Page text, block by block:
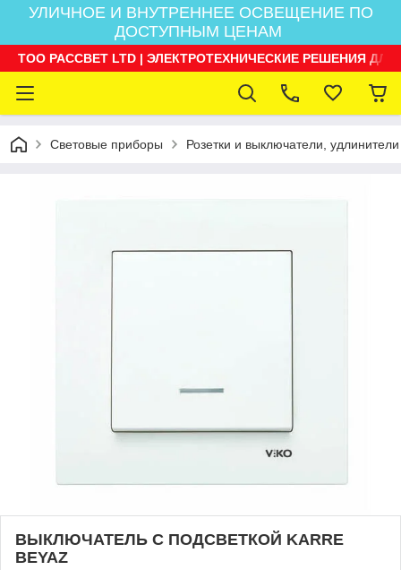
УЛИЧНОЕ И ВНУТРЕННЕЕ ОСВЕЩЕНИЕ ПО
ДОСТУПНЫМ ЦЕНАМ
ТОО РАССВЕТ LTD | ЭЛЕКТРОТЕХНИЧЕСКИЕ РЕШЕНИЯ
Световые приборы Розетки и выключатели, удлинители
ВЫКЛЮЧАТЕЛЬ С ПОДСВЕТКОЙ KARRE
BEYAZ